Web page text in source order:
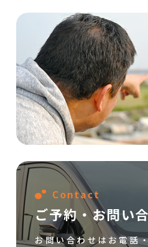
Contact
ご予約・お問い
お問い合わせはお電話